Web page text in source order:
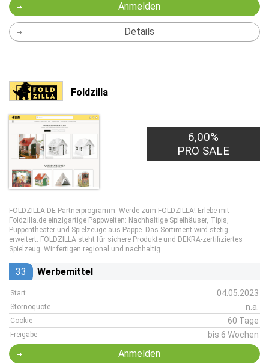
Anmelden
Details
Foldzilla
6,00%
PRO SALE
FOLDZILLA.DE Partnerprogramm. Werde zum FOLDZILLA! Erlebe mit
Foldzilla.de einzigartige Pappwelten: Nachhaltige Spielhäuser, Tipis,
Puppentheater und Spielzeuge aus Pappe. Das Sortiment wird stetig
erweitert. FOLDZILLA steht für sichere Produkte und DEKRA-zertifiziertes
Spielzeug. Wir fertigen regional und nachhaltig.
33 Werbemittel
Start 04.05.2023
Stornoquote n.a.
Cookie 60 Tage
Freigabe bis 6 Wochen
Anmelden